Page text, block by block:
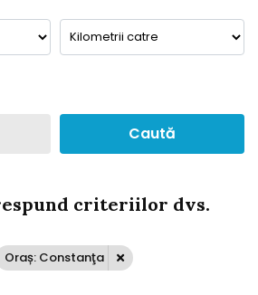
Caută
criteriilor dvs.
Oraș: Constanţa